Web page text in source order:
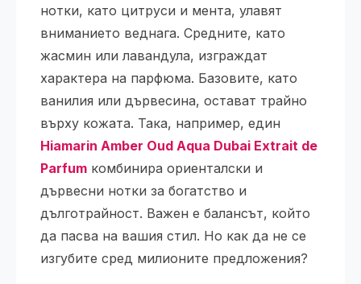
нотки, като цитруси и мента, улавят
вниманието веднага. Средните, като
жасмин или лавандула, изграждат
характера на парфюма. Базовите, като
ванилия или дървесина, остават трайно
върху кожата. Така, например, един
Hiamarin Amber Oud Aqua Dubai Extrait de
Parfum комбинира ориенталски и
дървесни нотки за богатство и
дълготрайност. Важен е балансът, който
да пасва на вашия стил. Но как да не се
изгубите сред милионите предложения?